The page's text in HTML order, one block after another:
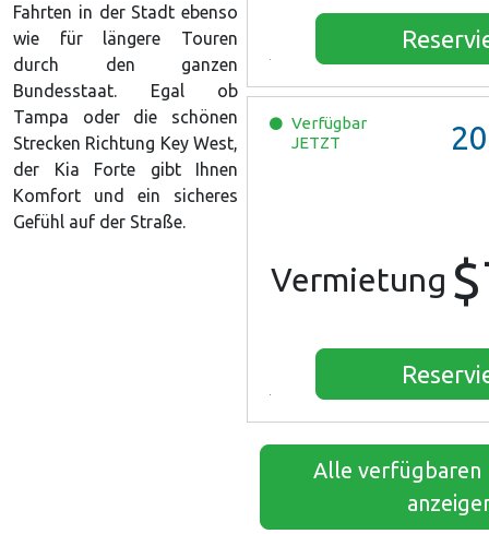
Verfügbar
JETZT
Vermietung
Alle verfügbaren
Fahrten in der Stadt ebenso
wie für längere Touren
durch den ganzen
Bundesstaat. Egal ob
Tampa oder die schönen
Strecken Richtung Key West,
der Kia Forte gibt Ihnen
Komfort und ein sicheres
Gefühl auf der Straße.